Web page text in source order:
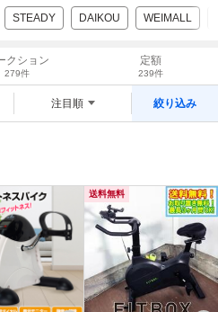
STEADY DAIKOU WEIMALL
クション
279件
定額
239件
注目順 絞り込み
送料無料